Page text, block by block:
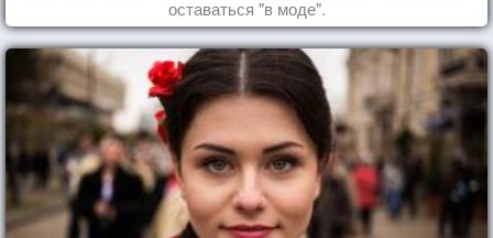
оставаться "в моде".